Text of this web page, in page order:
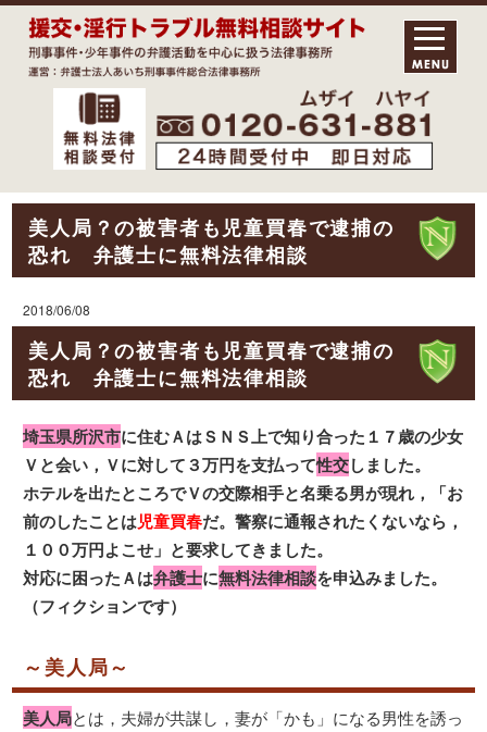
美人局？の被害者も児童買春で逮捕の
恐れ 弁護士に無料法律相談
2018/06/08
美人局？の被害者も児童買春で逮捕の
恐れ 弁護士に無料法律相談
埼玉県所沢市に住むＡはＳＮＳ上で知り合った１７歳の少女
Ｖと会い，Ｖに対して３万円を支払って性交しました。
ホテルを出たところでＶの交際相手と名乗る男が現れ，「お
前のしたことは児童買春だ。警察に通報されたくないなら，
１００万円よこせ」と要求してきました。
対応に困ったＡは弁護士に無料法律相談を申込みました。
（フィクションです）
～美人局～
美人局とは，夫婦が共謀し，妻が「かも」になる男性を誘っ